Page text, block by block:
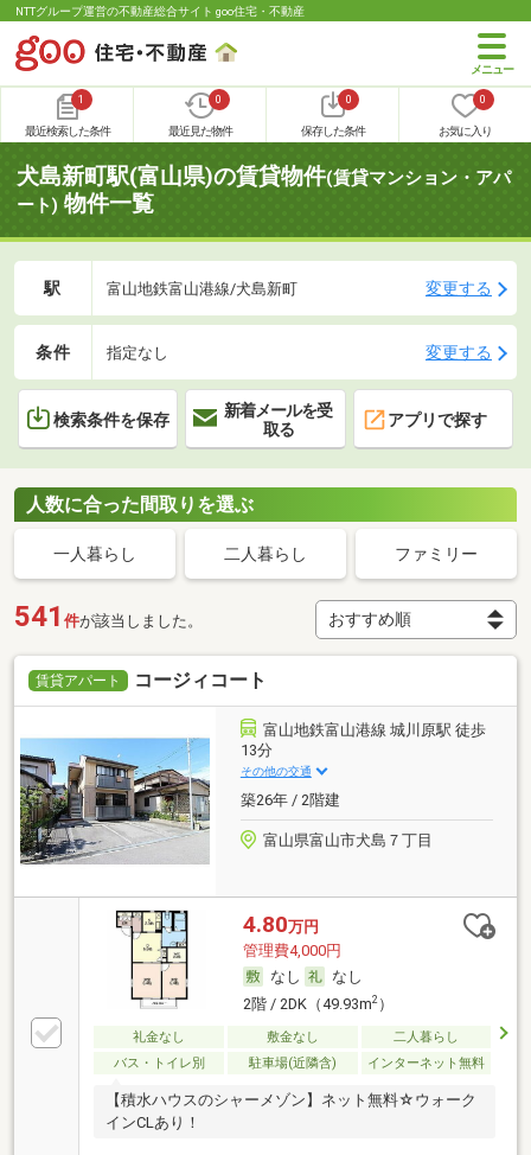
NTTグループ運営の不動産総合サイト goo住宅・不動産
1
最近検索した条件
0
最近見た物件
0
保存した条件
0
お気に入り
犬島新町駅(富山県)の賃貸物件(賃貸マンション・アパ
ート) 物件一覧
駅 富山地鉄富山港線/犬島新町 変更する
条件 指定なし 変更する
検索条件を保存
新着メールを受
取る
アプリで探す
人数に合った間取りを選ぶ
一人暮らし 二人暮らし ファミリー
541 件が該当しました。
賃貸アパート コージィコート
富山地鉄富山港線 城川原駅 徒歩
13分
その他の交通
築26年 / 2階建
富山県富山市犬島７丁目
4.80万円
管理費4,000円
なし
なし
2階 / 2DK（49.93m2）
礼金なし 敷金なし
二人暮らし
バス・トイレ別
駐車場(近隣含) インターネット無料
【積水ハウスのシャーメゾン】ネット無料☆ウォーク
インCLあり！